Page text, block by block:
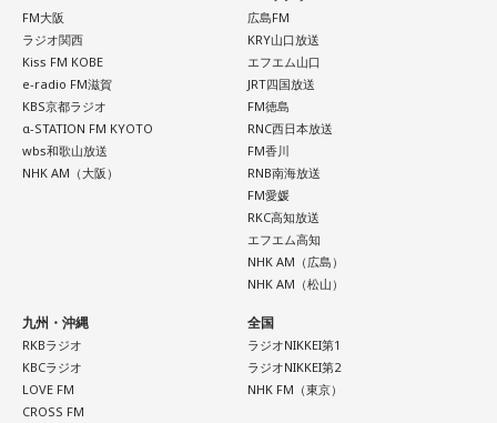
スの道へ。著書『山芋シンデレラ』。経営者から個人まで幅
広くサポートしている。
Webサイト：
https://selene-uranai.com/
YouTube：https://www.youtube.com/@ataru-uranai
イに新たな発見が生まれ、作品をより深く味わうことができ
るでしょう。
J-Fusionの魅力を現代に響かせるとともに、進化を続けるかつ
しかトリオの現在地と新たな可能性を示す1枚がここに完成し
ました。
◆メンバー3人による恒例の全曲試聴会を生配信
8月7日（金）19:00より、かつしかトリオのメンバー3人によ
る恒例の全曲試聴会をYouTubeで生配信します。メンバーの
楽しいトークとともに、ニューアルバム『SO-DAYONE !』の
収録曲をひと足早く紹介。それぞれの楽曲の聴きどころや制
作に込めた思いなどを、メンバー自身が解説。アルバムをよ
り深く楽しめる貴重な機会に触れることができます。
FM大阪
ラジオ関西
Kiss FM KOBE
e-radio FM滋賀
KBS京都ラジオ
α-STATION FM KYOTO
wbs和歌山放送
NHK AM（大阪）
広島FM
KRY山口放送
エフエム山口
JRT四国放送
FM徳島
RNC西日本放送
FM香川
RNB南海放送
FM愛媛
RKC高知放送
エフエム高知
NHK AM（広島）
NHK AM（松山）
九州・沖縄
RKBラジオ
KBCラジオ
LOVE FM
CROSS FM
全国
ラジオNIKKEI第1
ラジオNIKKEI第2
NHK FM（東京）